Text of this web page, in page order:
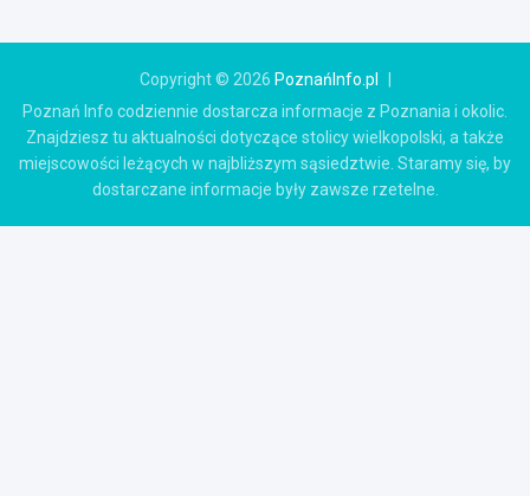
Copyright © 2026 PoznańInfo.pl
Poznań Info codziennie dostarcza informacje z Poznania i okolic.
Znajdziesz tu aktualności dotyczące stolicy wielkopolski, a także
miejscowości leżących w najbliższym sąsiedztwie. Staramy się, by
dostarczane informacje były zawsze rzetelne.